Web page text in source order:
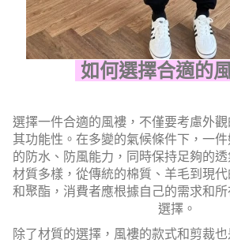
如何選擇合適
選擇一件合適的風褸，不僅要考慮外
其功能性。在多變的氣候條件下，一
的防水、防風能力，同時保持足夠的
材質多樣，從傳統的棉質、羊毛到現
和聚酯，消費者應根據自己的需求和
選擇。
除了材質的選擇，風褸的款式和剪裁